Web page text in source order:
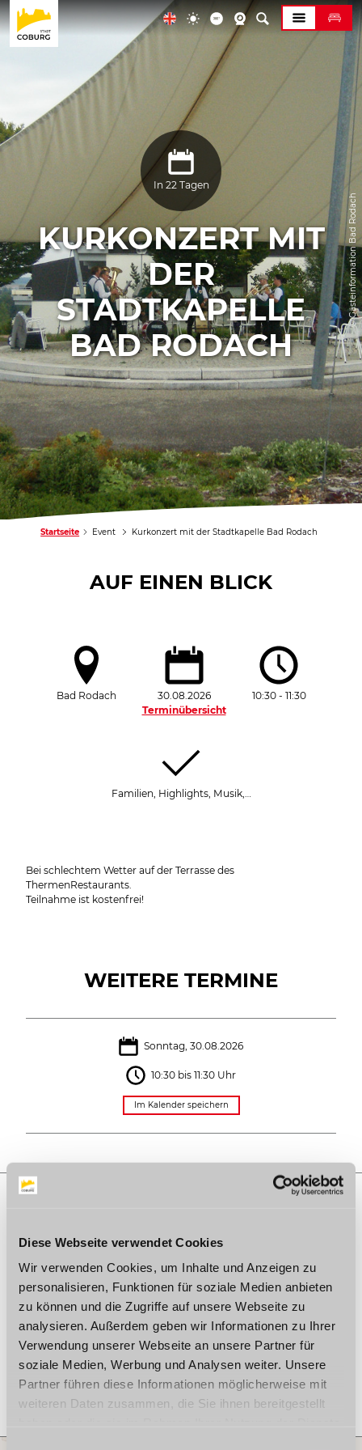
Diese Webseite verwendet Cookies
Wir verwenden Cookies, um Inhalte und Anzeigen zu
personalisieren, Funktionen für soziale Medien anbieten
zu können und die Zugriffe auf unsere Webseite zu
analysieren. Außerdem geben wir Informationen zu Ihrer
Verwendung unserer Webseite an unsere Partner für
soziale Medien, Werbung und Analysen weiter. Unsere
Partner führen diese Informationen möglicherweise mit
weiteren Daten zusammen, die Sie ihnen bereitgestellt
© Gästeinformation Bad Rodach
In 22 Tagen
KURKONZERT MIT
DER
STADTKAPELLE
BAD RODACH
Startseite Event Kurkonzert mit der Stadtkapelle Bad Rodach
AUF EINEN BLICK
Bad Rodach
30.08.2026
Terminübersicht
10:30 - 11:30
Familien, Highlights, Musik,…
Bei schlechtem Wetter auf der Terrasse des
ThermenRestaurants.
Teilnahme ist kostenfrei!
WEITERE TERMINE
Sonntag, 30.08.2026
10:30 bis 11:30 Uhr
Im Kalender speichern
AUF DER KARTE
Kurpark
96476 Bad Rodach
Webseite:veranstaltungen.coburg-
rennsteig.de/details/veranstaltung/kurkonzert-mit-der-
stadtkapelle-bad-rodach-4.html
Anreise planen